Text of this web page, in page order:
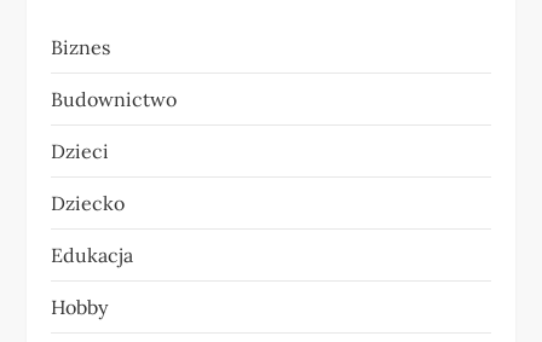
c
j
a
w
p
i
Biznes
Budownictwo
Dzieci
Dziecko
Edukacja
Hobby